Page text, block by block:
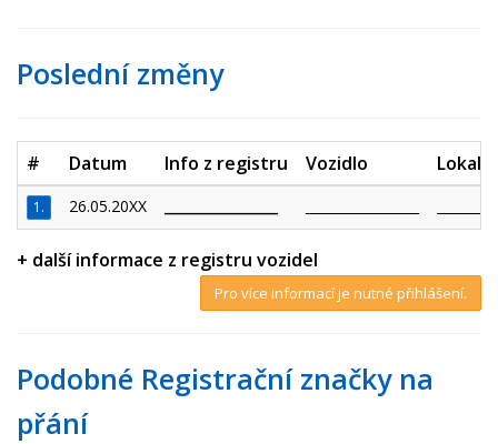
Poslední změny
# Datum Info z registru Vozidlo
1. 26.05.20XX
+ další informace z registru vozidel
Pro více informací je nutné přihlášení.
Podobné Registrační značky na
přání